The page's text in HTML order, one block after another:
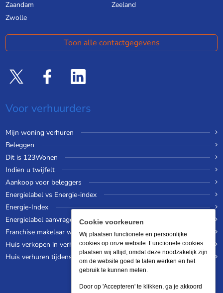
Zaandam
Zeeland
Zwolle
Toon alle contactgegevens
Voor verhuurders
Mijn woning verhuren
Beleggen
Dit is 123Wonen
Indien u twijfelt
Aankoop voor beleggers
Energielabel vs Energie-index
Energie-Index
Energielabel aanvragen
Franchise makelaar worden
Huis verkopen in verhuurde staat
Huis verhuren tijdens een wereldreis
Cookie voorkeuren
Wij plaatsen functionele en persoonlijke
cookies op onze website. Functionele cookies
plaatsen wij altijd, omdat deze noodzakelijk zijn
om de website goed te laten werken en het
gebruik te kunnen meten.
Door op 'Accepteren' te klikken, ga je akkoord